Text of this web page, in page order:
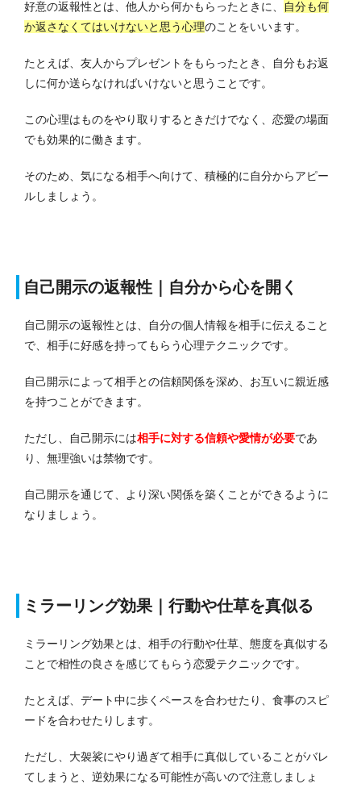
好意の返報性とは、他人から何かもらったときに、
自分も何
か返さなくてはいけないと思う心理のことをいいます。
たとえば、友人からプレゼントをもらったとき、自分もお返
しに何か送らなければいけないと思うことです。
この心理はものをやり取りするときだけでなく、恋愛の場面
でも効果的に働きます。
そのため、気になる相手へ向けて、積極的に自分からアピー
ルしましょう。
自己開示の返報性｜自分から心を開く
自己開示の返報性とは、自分の個人情報を相手に伝えること
で、相手に好感を持ってもらう心理テクニックです。
自己開示によって相手との信頼関係を深め、お互いに親近感
を持つことができます。
ただし、自己開示には相手に対する信頼や愛情が必要であ
り、無理強いは禁物です。
自己開示を通じて、より深い関係を築くことができるように
なりましょう。
ミラーリング効果｜行動や仕草を真似る
ミラーリング効果とは、相手の行動や仕草、態度を真似する
ことで相性の良さを感じてもらう恋愛テクニックです。
たとえば、デート中に歩くペースを合わせたり、食事のスピ
ードを合わせたりします。
ただし、大袈裟にやり過ぎて相手に真似していることがバレ
てしまうと、逆効果になる可能性が高いので注意しましょ